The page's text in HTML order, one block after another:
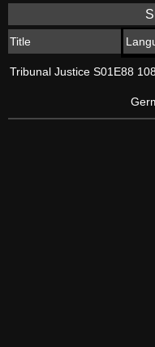
Title
Tribunal Justice S01E88